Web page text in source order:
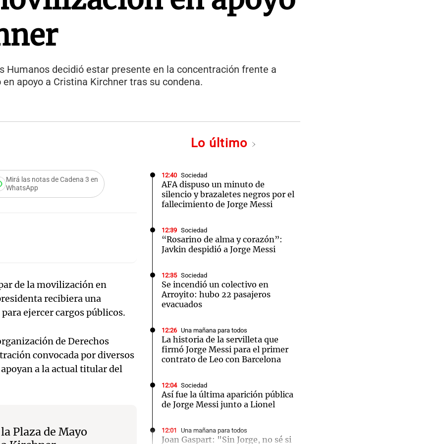
Humanos decidió estar presente en la concentración frente a
apoyo a Cristina Kirchner tras su condena.
Mirá las notas de Cadena 3 en
WhatsApp
de la movilización en
recibiera una
ejercer cargos públicos.
de Derechos
convocada por diversos
a la actual titular del
Plaza de Mayo
Lo último
12:40 Sociedad
AFA dispuso un minuto de
silencio y brazaletes negros por el
fallecimiento de Jorge Messi
12:39 Sociedad
“Rosarino de alma y corazón”:
Javkin despidió a Jorge Messi
12:35 Sociedad
Se incendió un colectivo en
Arroyito: hubo 22 pasajeros
evacuados
12:26 Una mañana para todos
La historia de la servilleta que
firmó Jorge Messi para el primer
contrato de Leo con Barcelona
12:04 Sociedad
Así fue la última aparición pública
de Jorge Messi junto a Lionel
12:01 Una mañana para todos
Joan Gaspart: "Sin Jorge, no sé si
Audio.
Notas
Cadena 3
Notas
El huracán de Arequito
Notas
Cadena 3 en Groenlandia